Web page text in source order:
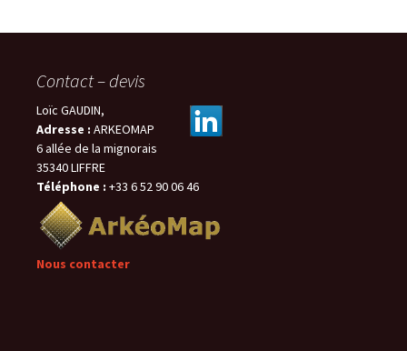
Contact – devis
Loïc GAUDIN,
Adresse : ARKEOMAP
6 allée de la mignorais
35340 LIFFRE
Téléphone : +33 6 52 90 06 46
Nous contacter